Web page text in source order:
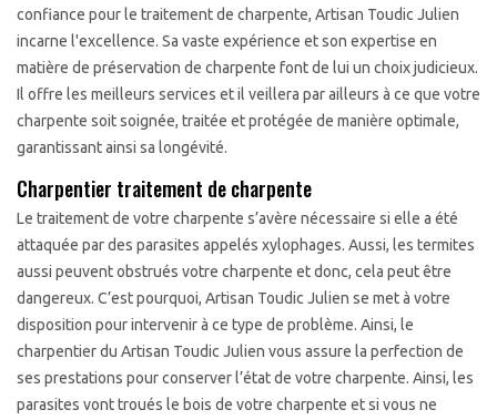
confiance pour le traitement de charpente, Artisan Toudic Julien
incarne l'excellence. Sa vaste expérience et son expertise en
matière de préservation de charpente font de lui un choix judicieux.
Il offre les meilleurs services et il veillera par ailleurs à ce que votre
charpente soit soignée, traitée et protégée de manière optimale,
garantissant ainsi sa longévité.
Charpentier traitement de charpente
Le traitement de votre charpente s’avère nécessaire si elle a été
attaquée par des parasites appelés xylophages. Aussi, les termites
aussi peuvent obstrués votre charpente et donc, cela peut être
dangereux. C’est pourquoi, Artisan Toudic Julien se met à votre
disposition pour intervenir à ce type de problème. Ainsi, le
charpentier du Artisan Toudic Julien vous assure la perfection de
ses prestations pour conserver l’état de votre charpente. Ainsi, les
parasites vont troués le bois de votre charpente et si vous ne